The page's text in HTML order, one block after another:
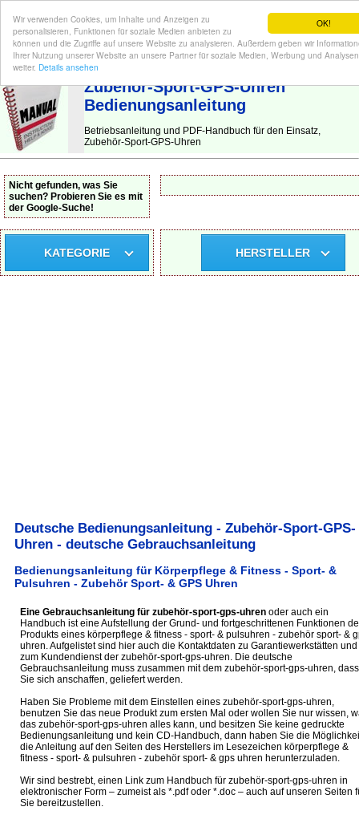
OK!
Wir verwenden Cookies, um Inhalte und Anzeigen zu
personalisieren, Funktionen für soziale Medien anbieten zu
können und die Zugriffe auf unsere Website zu analysieren. Außerdem geben wir
Ihrer Nutzung unserer Website an unsere Partner für soziale Medien, Werbung und Analysen
weiter. Details ansehen
BEDIENUNGSANLEITUNG | Hier finden Sie die deutsche Anleitung!
Zubehör-Sport-GPS-Uhren
Bedienungsanleitung
Betriebsanleitung und PDF-Handbuch für den Einsatz,
Zubehör-Sport-GPS-Uhren
Nicht gefunden, was Sie
suchen? Probieren Sie es mit
der Google-Suche!
KATEGORIE HERSTELLER
Deutsche Bedienungsanleitung - Zubehör-Sport-GPS-
Uhren - deutsche Gebrauchsanleitung
Bedienungsanleitung für Körperpflege & Fitness - Sport- &
Pulsuhren - Zubehör Sport- & GPS Uhren
Eine Gebrauchsanleitung für zubehör-sport-gps-uhrenoder auch ein
Handbuch ist eine Aufstellung der Grund- und fortgeschrittenen Funktionen
Produkts eines körperpflege & fitness - sport- & pulsuhren - zubehör sport- &
uhren. Aufgelistet sind hier auch die Kontaktdaten zu Garantiewerkstätten und
zum Kundendienst der zubehör-sport-gps-uhren. Die deutsche
Gebrauchsanleitung muss zusammen mit dem zubehör-sport-gps-uhren, dass
Sie sich anschaffen, geliefert werden.
Haben Sie Probleme mit dem Einstellen eines zubehör-sport-gps-uhren,
benutzen Sie das neue Produkt zum ersten Mal oder wollen Sie nur wissen,
das zubehör-sport-gps-uhren alles kann, und besitzen Sie keine gedruckte
Bedienungsanleitung und kein CD-Handbuch, dann haben Sie die
die Anleitung auf den Seiten des Herstellers im Lesezeichen körperpflege &
fitness - sport- & pulsuhren - zubehör sport- & gps uhren herunterzuladen.
Wir sind bestrebt, einen Link zum Handbuch für zubehör-sport-gps-uhren in
elektronischer Form – zumeist als *.pdf oder *.doc – auch auf unseren Seiten
Sie bereitzustellen.